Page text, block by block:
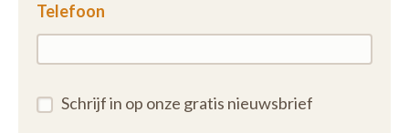
Telefoon
Schrijf in op onze gratis nieuwsbrief